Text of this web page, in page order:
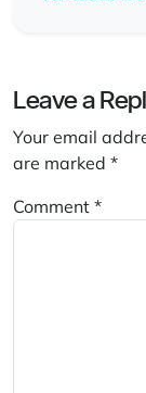
Leave a
Your email
are marked *
Comment *